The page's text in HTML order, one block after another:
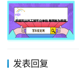
发表回复